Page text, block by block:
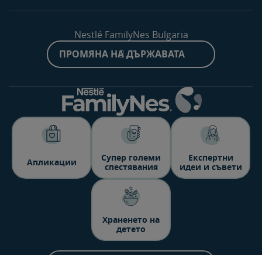
Nestlé FamilyNes Bulgaria
ПРОМЯНА НА ДЪРЖАВАТА
Aпликации
Супер големи
спестявания
Експертни
идеи и съвети
Храненето на
детето